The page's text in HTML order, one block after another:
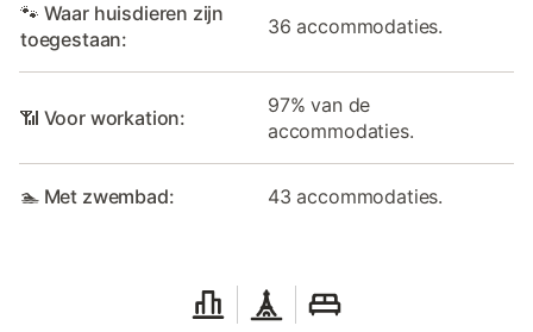
🐾 Waar huisdieren zijn
toegestaan:
36 accommodaties.
📶 Voor workation:
97% van de
accommodaties.
🏊 Met zwembad: 43 accommodaties.